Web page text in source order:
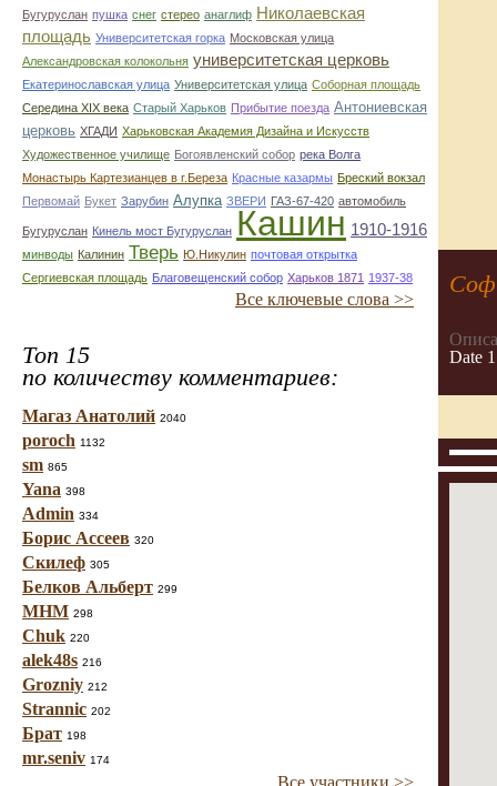
Бугуруслан пушка снег стерео анаглиф Николаевская
площадь Университетская горка Московская улица
Александровская колокольня университетская церковь
Екатеринославская улица Университетская улица Соборная площадь
Середина XIX века Старый Харьков Прибытие поезда Антониевская
церковь ХГАДИ Харьковская Академия Дизайна и Искусств
Художественное училище Богоявленский собор река Волга
Монастырь Картезианцев в г.Береза Красные казармы Бреский вокзал
Первомай Букет Зарубин Алупка ЗВЕРИ ГАЗ-67-420 автомобиль
Бугуруслан Кинель мост Бугуруслан Кашин 1910-1916
минводы Калинин Тверь Ю.Никулин почтовая открытка
Сергиевская площадь Благовещенский собор Харьков 1871 1937-38
Все ключевые слова >>
Топ 15
по количеству комментариев:
Магаз Анатолий 2040
poroch 1132
sm 865
Yana 398
Admin 334
Борис Ассеев 320
Скилеф 305
Белков Альберт 299
МНМ 298
Chuk 220
alek48s 216
Grozniy 212
Strannic 202
Брат 198
mr.seniv 174
Все участники >>
Date